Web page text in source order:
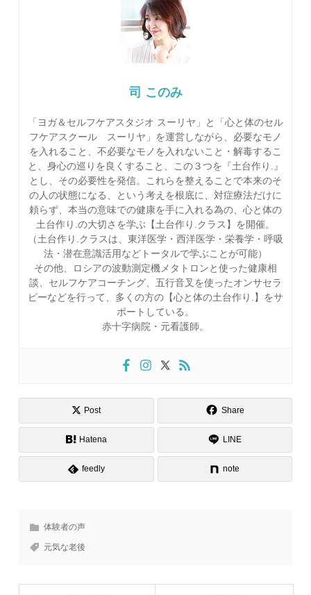
司 このみ
「ヨガ＆セルフケアスタジオ スーリヤ」と「心と体のセル
フケアスクール スーリヤ」を運営しながら、必要なモノ
を入れること、不必要なモノを入れないこと・解毒するこ
と、身心の巡りを良くすること、この３つを『土台作り.』
とし、その必要性を発信。これらを整えることで本来のそ
の人の状態になる、という考えを根底に、対症療法だけに
頼らず、本当の意味での健康を手に入れる為の、心と体の
土台作り.の大切さを学ぶ【土台作り.クラス】を開催。
（土台作り.クラスは、東洋医学・西洋医学・栄養学・呼吸
法・潜在意識活用などトータルで学ぶことが可能）
その他、ロシアの波動測定機メタトロンと使った健康相
談、セルフケアコーチング、五行音叉を使ったオンサセラ
ピーなどを行って、多くの方の【心と体の土台作り.】をサ
ポートしている。
赤十字病院・元看護師。
Post Share
Hatena LINE
feedly note
体験者の声
元気な老後